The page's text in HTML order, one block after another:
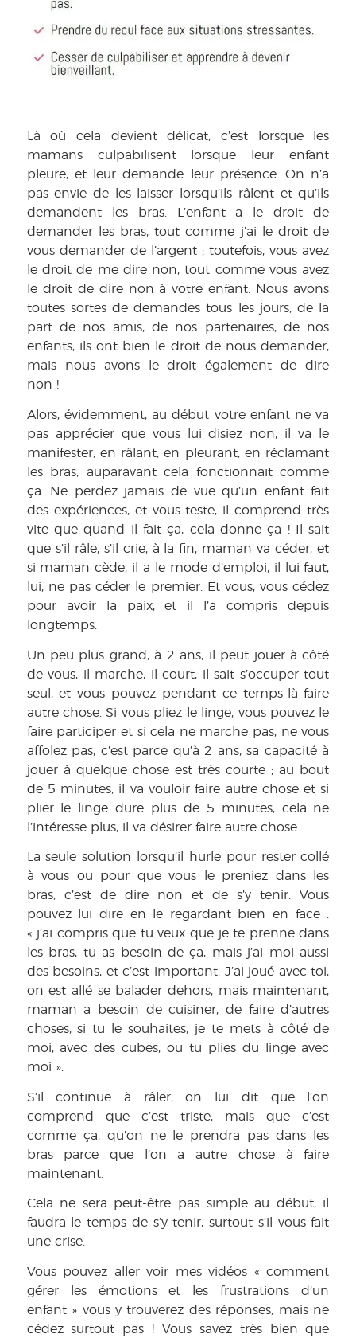
Là où cela devient délicat, c’est lorsque les
mamans culpabilisent lorsque leur enfant
pleure, et leur demande leur présence. On n’a
pas envie de les laisser lorsqu’ils râlent et qu’ils
demandent les bras. L’enfant a le droit de
demander les bras, tout comme j’ai le droit de
vous demander de l’argent ; toutefois, vous avez
le droit de me dire non, tout comme vous avez
le droit de dire non à votre enfant. Nous avons
toutes sortes de demandes tous les jours, de la
part de nos amis, de nos partenaires, de nos
enfants, ils ont bien le droit de nous demander,
mais nous avons le droit également de dire
non !
Alors, évidemment, au début votre enfant ne va
pas apprécier que vous lui disiez non, il va le
manifester, en râlant, en pleurant, en réclamant
les bras, auparavant cela fonctionnait comme
ça. Ne perdez jamais de vue qu’un enfant fait
des expériences, et vous teste, il comprend très
vite que quand il fait ça, cela donne ça ! Il sait
que s’il râle, s’il crie, à la fin, maman va céder, et
si maman cède, il a le mode d’emploi, il lui faut,
lui, ne pas céder le premier. Et vous, vous cédez
pour avoir la paix, et il l’a compris depuis
longtemps.
Un peu plus grand, à 2 ans, il peut jouer à côté
de vous, il marche, il court, il sait s’occuper tout
seul, et vous pouvez pendant ce temps-là faire
autre chose. Si vous pliez le linge, vous pouvez le
faire participer et si cela ne marche pas, ne vous
affolez pas, c’est parce qu’à 2 ans, sa capacité à
jouer à quelque chose est très courte ; au bout
de 5 minutes, il va vouloir faire autre chose et si
plier le linge dure plus de 5 minutes, cela ne
l’intéresse plus, il va désirer faire autre chose.
La seule solution lorsqu’il hurle pour rester collé
à vous ou pour que vous le preniez dans les
bras, c’est de dire non et de s’y tenir. Vous
pouvez lui dire en le regardant bien en face :
« j’ai compris que tu veux que je te prenne dans
les bras, tu as besoin de ça, mais j’ai moi aussi
des besoins, et c’est important. J’ai joué avec toi,
on est allé se balader dehors, mais maintenant,
maman a besoin de cuisiner, de faire d’autres
choses, si tu le souhaites, je te mets à côté de
moi, avec des cubes, ou tu plies du linge avec
moi ».
S’il continue à râler, on lui dit que l’on
comprend que c’est triste, mais que c’est
comme ça, qu’on ne le prendra pas dans les
bras parce que l’on a autre chose à faire
maintenant.
Cela ne sera peut-être pas simple au début, il
faudra le temps de s’y tenir, surtout s’il vous fait
une crise.
Vous pouvez aller voir mes vidéos « comment
gérer les émotions et les frustrations d’un
enfant » vous y trouverez des réponses, mais ne
cédez surtout pas ! Vous savez très bien que